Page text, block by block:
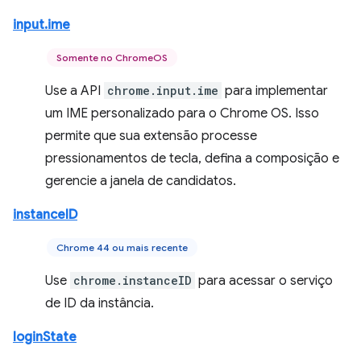
input.ime
Somente no ChromeOS
Use a API chrome.input.ime para implementar
um IME personalizado para o Chrome OS. Isso
permite que sua extensão processe
pressionamentos de tecla, defina a composição e
gerencie a janela de candidatos.
instanceID
Chrome 44 ou mais recente
Use chrome.instanceID para acessar o serviço
de ID da instância.
loginState